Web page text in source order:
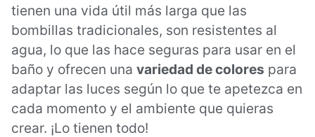
tienen una vida útil más larga que las
bombillas tradicionales, son resistentes al
agua, lo que las hace seguras para usar en el
baño y ofrecen una variedad de colores para
adaptar las luces según lo que te apetezca en
cada momento y el ambiente que quieras
crear. ¡Lo tienen todo!